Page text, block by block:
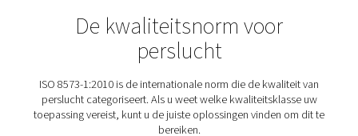
apparatuur handhaven.
De geleverde oplossing
Vooral vocht kan aanzienlijke schade veroorzaken